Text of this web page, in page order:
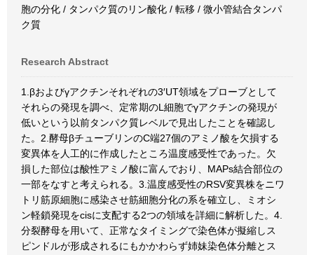
胞の分化 / タンパク質のリン酸化 / 転移 / 微小管結合タンパ
ク質
Research Abstract
1.βおよびγアクチンそれぞれの3′UT領域をプローブとして
それらの発現を調べ、定常期のL細胞でγアクチンの発現が
低いという以前タンパク質レベルで見出したことを確認し
た。2.酵母βチューブリンのC端27個のアミノ酸を欠損する
変異体を人工的に作成したところ温度感受性であった。欠
損した部位は酸性アミノ酸に富んでおり、MAPs結合部位の
一部をなすと考えられる。3.温度感受性のRSV変異株をニワ
トリ筋原細胞に感染させ筋細胞分化の系を確立し、ミオシ
ン軽鎖発現をcisに支配する2つの領域を詳細に解析した。4.
分裂酵母を用いて、正常なタイミングで染色体が擬縮しス
ピンドルが形成されるにもかかわらず姉妹染色体分離とス